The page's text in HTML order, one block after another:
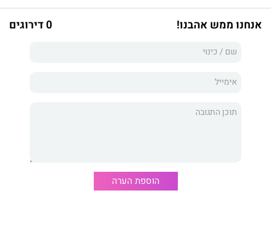
איך עוברים את זה."
* * *
אבירם ברקאי , מורה דרך המתמחה בחקר מלחמות ישראל (בדגש על
מלחמת יום הכיפורים), פִרסם 19 ספרים, בהם רבי-מכר
ועל בלימה
במובנים רבים, ספרו ה־20,
אותנו לטיול ייחודי שכולו סיפורים קצרים על אהבות, שמחות,
הנפרש מלוא העין בין השניים.
דבר אחד בטוח — אחרי שתסיימו לקרוא את הספר, כל מה שתרצו זה
לצאת החוצה, ואל מול נוף כלשהו, איפשהו, לפרוש שתי ידיים
אנחנו ממש אהבנו! 0 דירוגים
הוספת הערה